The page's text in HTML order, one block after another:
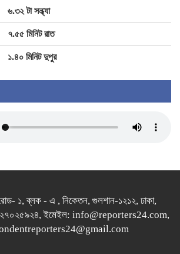
৬.৩২ টা সন্ধ্যা
৭.৫৫ মিনিট রাত
১.৪০ মিনিট দুপুর
১, ব্লক - এ , নিকেতন, গুলশান-১২১২, ঢাকা,
ইমেইল: info@reporters24.com,